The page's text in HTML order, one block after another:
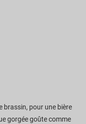
brassin, pour une bière
gorgée goûte comme